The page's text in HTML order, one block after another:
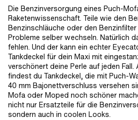
Die Benzinversorgung eines Puch-
Raketenwissenschaft. Teile wie den
Benzinschläuche oder den
Probleme selber wechseln. Natürlich
fehlen. Und der kann ein echter
Tankdeckel für dein Maxi mit
verschönert deine Perle auf jeden Fall.
findest du Tankdeckel, die mit Puch-
40 mm Bajonettverschluss versehen
Mofa oder Moped noch schöner
nicht nur Ersatzteile für die
sondern auch in coolen Looks.